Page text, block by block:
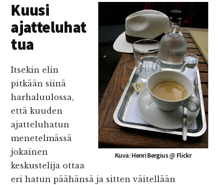
Kuva: Henri Bergius @ Flickr
Kuusi
ajatteluhat
tua
Itsekin elin
pitkään siinä
harhaluulossa,
että kuuden
ajatteluhatun
menetelmässä
jokainen
keskustelija ottaa
eri hatun päähänsä ja sitten väitellään